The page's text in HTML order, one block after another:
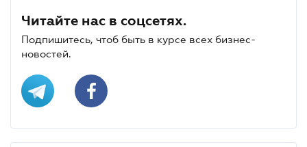
Читайте нас в соцсетях.
Подпишитесь, чтоб быть в курсе всех бизнес-
новостей.